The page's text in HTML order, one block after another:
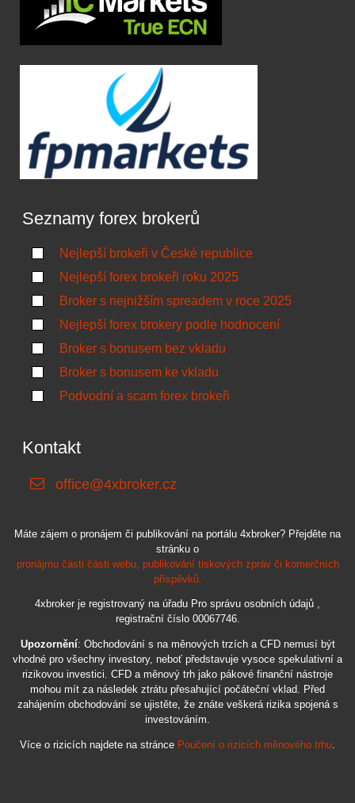
Seznamy forex brokerů
Nejlepší brokeři v České republice
Nejlepší forex brokeři roku 2025
Broker s nejnižším spreadem v roce 2025
Nejlepší forex brokery podle hodnocení
Broker s bonusem bez vkladu
Broker s bonusem ke vkladu
Podvodní a scam forex brokeři
Kontakt
office@4xbroker.cz
Máte zájem o pronájem či publikování na portálu 4xbroker? Přejděte na
stránku o
pronájmu části části webu, publikování tiskových zpráv či komerčních
příspěvků.
4xbroker je registrovaný na úřadu Pro správu osobních údajů ,
registrační číslo 00067746.
Upozornění: Obchodování s na měnových trzích a CFD nemusí být
vhodné pro všechny investory, neboť představuje vysoce spekulativní a
rizikovou investici. CFD a měnový trh jako pákové finanční nástroje
mohou mít za následek ztrátu přesahující počáteční vklad. Před
zahájením obchodování se ujistěte, že znáte veškerá rizika spojená s
investováním.
Více o rizicích najdete na stránce Poučení o rizicích měnového trhu.